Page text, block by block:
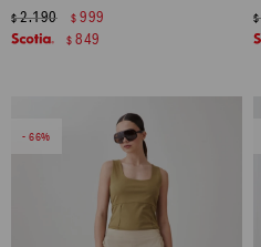
$2.190 $ 999
$ 849
$
66